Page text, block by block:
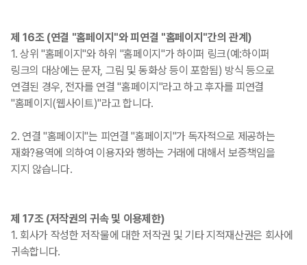
제 16조 (연결 "홈페이지"와 피연결 "홈페이지"간의 관계)
1. 상위 "홈페이지"와 하위 "홈페이지"가 하이퍼 링크(예:하이퍼
링크의 대상에는 문자, 그림 및 동화상 등이 포함됨) 방식 등으로
연결된 경우, 전자를 연결 "홈페이지"라고 하고 후자를 피연결
"홈페이지(웹사이트)"라고 합니다.
2. 연결 "홈페이지"는 피연결 "홈페이지"가 독자적으로 제공하는
재화?용역에 의하여 이용자와 행하는 거래에 대해서 보증책임을
지지 않습니다.
제 17조 (저작권의 귀속 및 이용제한)
1. 회사가 작성한 저작물에 대한 저작권 및 기타 지적재산권은 회사에
귀속합니다.